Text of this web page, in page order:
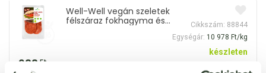
Well-Well vegán szeletek
félszáraz fokhagyma és
Cikkszám: 88844
Egységár: 10 978 Ft/kg
988 Ft
készleten